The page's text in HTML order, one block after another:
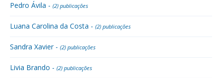
Pedro Ávila - (2) publicações
Luana Carolina da Costa - (2) publicações
Sandra Xavier - (2) publicações
Livia Brando - (2) publicações